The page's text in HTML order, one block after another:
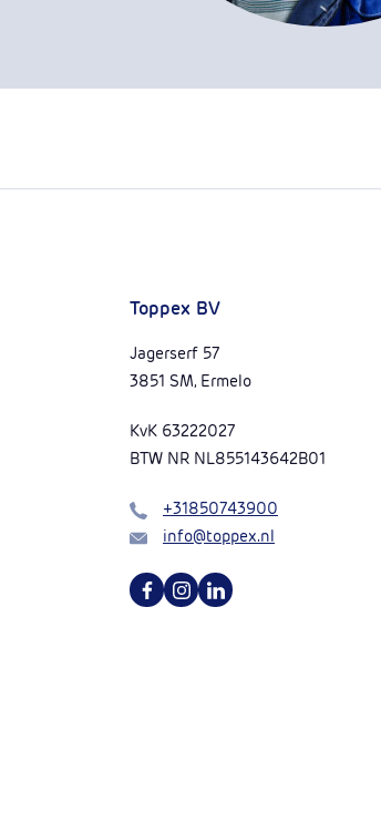
Toppex BV
Jagerserf 57
3851 SM, Ermelo
KvK 63222027
BTW NR NL855143642B01
Bel
+31850743900
Mail
info@toppex.nl
Volg ons op Facebook
Volg ons op Instagram
Volg ons op Linkedin